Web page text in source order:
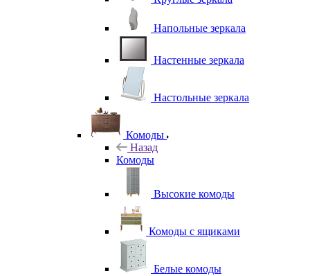
Напольные зеркала
Настенные зеркала
Настольные зеркала
Комоды
Назад
Комоды
Высокие комоды
Комоды с ящиками
Белые комоды